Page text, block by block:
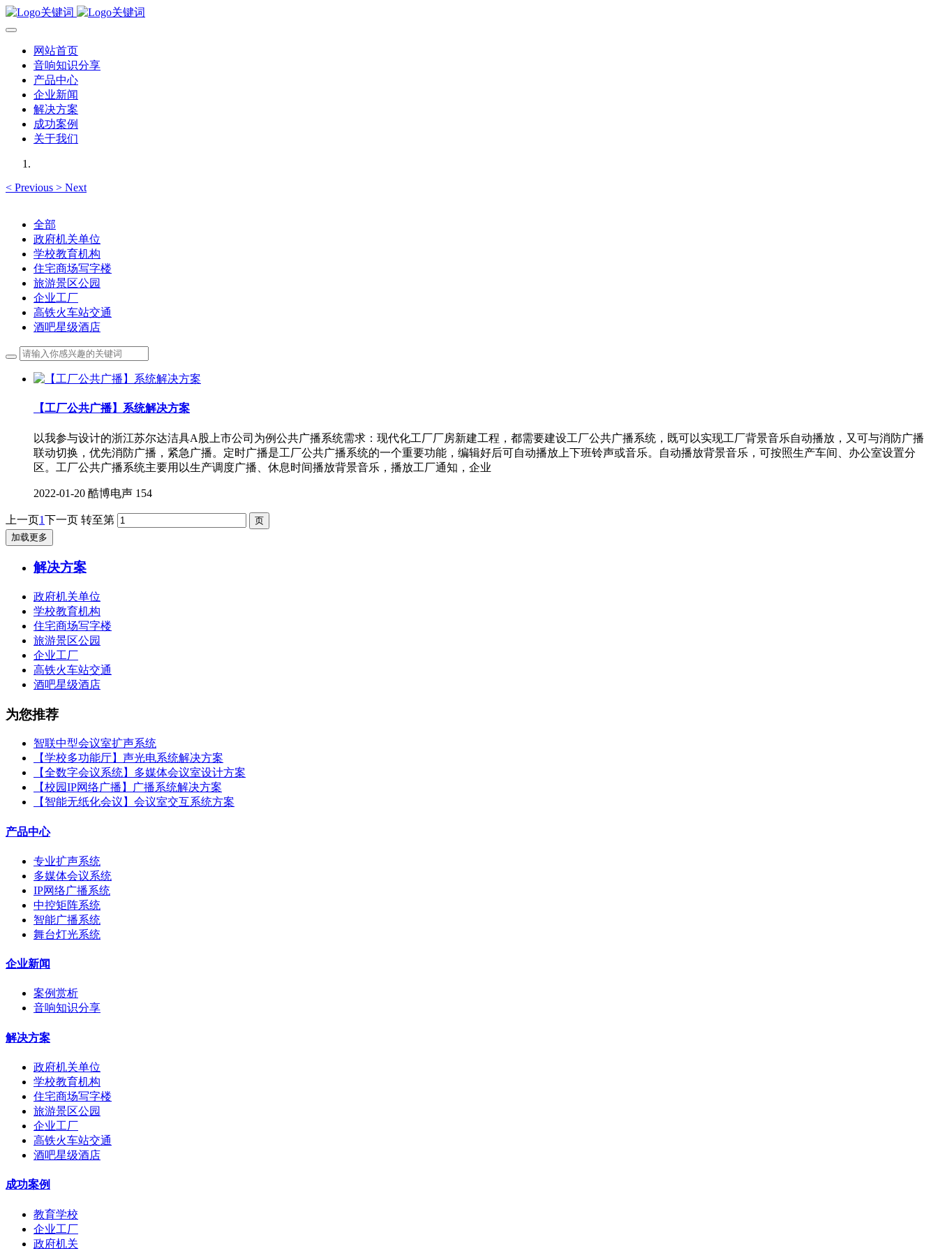
网站首页
音响知识分享
产品中心
企业新闻
解决方案
成功案例
关于我们
< Previous > Next
全部
政府机关单位
学校教育机构
住宅商场写字楼
旅游景区公园
企业工厂
高铁火车站交通
酒吧星级酒店
【工厂公共广播】系统解决方案
以我参与设计的浙江苏尔达洁具A股上市公司为例公共广播系统需求：现代化工厂厂房新建工程，都需要建设工厂公共广播系统，既可以实现工厂背景音乐自动播放，又可与消防广播
联动切换，优先消防广播，紧急广播。定时广播是工厂公共广播系统的一个重要功能，编辑好后可自动播放上下班铃声或音乐。自动播放背景音乐，可按照生产车间、办公室设置分
区。工厂公共广播系统主要用以生产调度广播、休息时间播放背景音乐，播放工厂通知，企业
2022-01-20 酷博电声 154
上一页1下一页 转至第
加载更多
解决方案
政府机关单位
学校教育机构
住宅商场写字楼
旅游景区公园
企业工厂
高铁火车站交通
酒吧星级酒店
为您推荐
智联中型会议室扩声系统
【学校多功能厅】声光电系统解决方案
【全数字会议系统】多媒体会议室设计方案
【校园IP网络广播】广播系统解决方案
【智能无纸化会议】会议室交互系统方案
产品中心
专业扩声系统
多媒体会议系统
IP网络广播系统
中控矩阵系统
智能广播系统
舞台灯光系统
企业新闻
案例赏析
音响知识分享
解决方案
政府机关单位
学校教育机构
住宅商场写字楼
旅游景区公园
企业工厂
高铁火车站交通
酒吧星级酒店
成功案例
教育学校
企业工厂
政府机关